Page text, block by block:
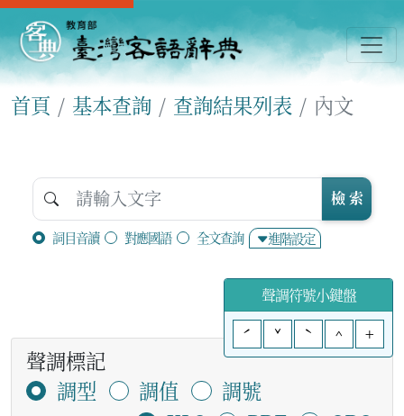
首頁 基本查詢 查詢結果列表 內文
詞目音讀 對應國語 全文查詢 進階設定
檢 索
聲調符號小鍵盤
ˊ
ˇ ˋ ^ +
聲調標記
調型
調值
調號